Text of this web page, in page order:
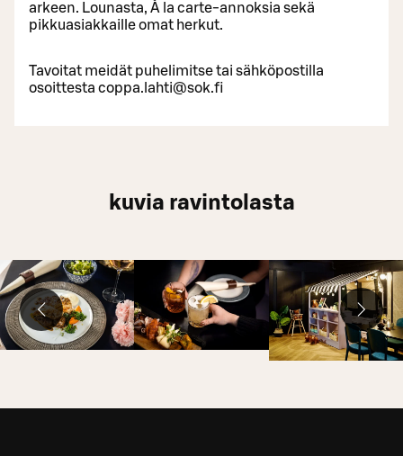
arkeen. Lounasta, À la carte-annoksia sekä
pikkuasiakkaille omat herkut.
Tavoitat meidät puhelimitse tai sähköpostilla
osoittesta coppa.lahti@sok.fi
kuvia ravintolasta